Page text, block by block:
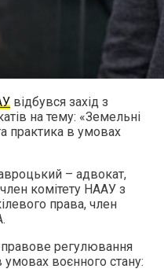
відбувся захід з
на тему: «Земельні
практика в умовах
– адвокат,
комітету НААУ з
права, член
регулювання
воєнного стану: